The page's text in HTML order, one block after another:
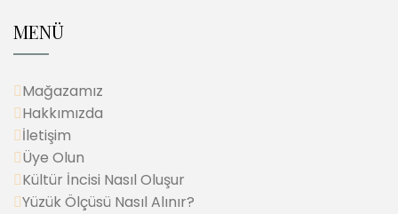
MENÜ
Mağazamız
Hakkımızda
İletişim
Üye Olun
Kültür İncisi Nasıl Oluşur
Yüzük Ölçüsü Nasıl Alınır?